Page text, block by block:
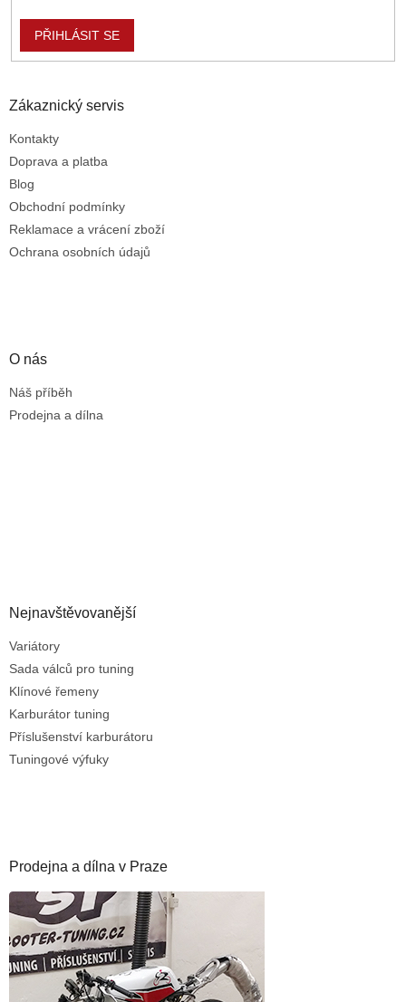
u
PŘIHLÁSIT SE
Zákaznický servis
Kontakty
Doprava a platba
Blog
Obchodní podmínky
Reklamace a vrácení zboží
Ochrana osobních údajů
O nás
Náš příběh
Prodejna a dílna
Nejnavštěvovanější
Variátory
Sada válců pro tuning
Klínové řemeny
Karburátor tuning
Příslušenství karburátoru
Tuningové výfuky
Prodejna a dílna v Praze